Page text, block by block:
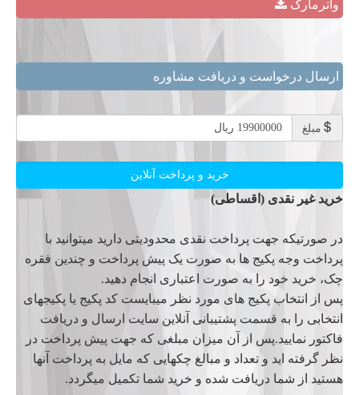
واترمارک
ارسال درخواست و دریافت مشاوره
مبلغ 19900000 ریال
خرید غیر نقدی (اقساطی)
در صورتیکه جهت پرداخت نقدی محدودیتی دارید میتوانید با
پرداخت وجه پکیج ها به صورت یک پیش پرداخت و چندین فقره
چک، خرید خود را به صورت اعتباری انجام دهید.
پس از انتخاب پکیج های مورد نظر میبایست کد پکیج یا پکیجهای
انتخابی را به قسمت پشتیبانی آنلاین سایت ارسال و دریافت
فاکتور نمایید.پس از آن میزان مبلغی که جهت پیش پرداخت در
نظر گرفته اید و تعداد و مبالغ چکهایی که مایل به پرداخت آنها
هستید از شما دریافت شده و خرید شما تکمیل میگردد.